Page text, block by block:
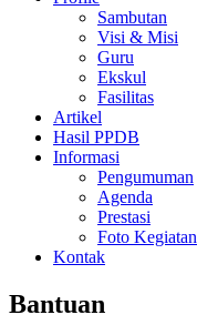
Sambutan
Visi & Misi
Guru
Ekskul
Fasilitas
Artikel
Hasil PPDB
Informasi
Pengumuman
Agenda
Prestasi
Foto Kegiatan
Kontak
Bantuan